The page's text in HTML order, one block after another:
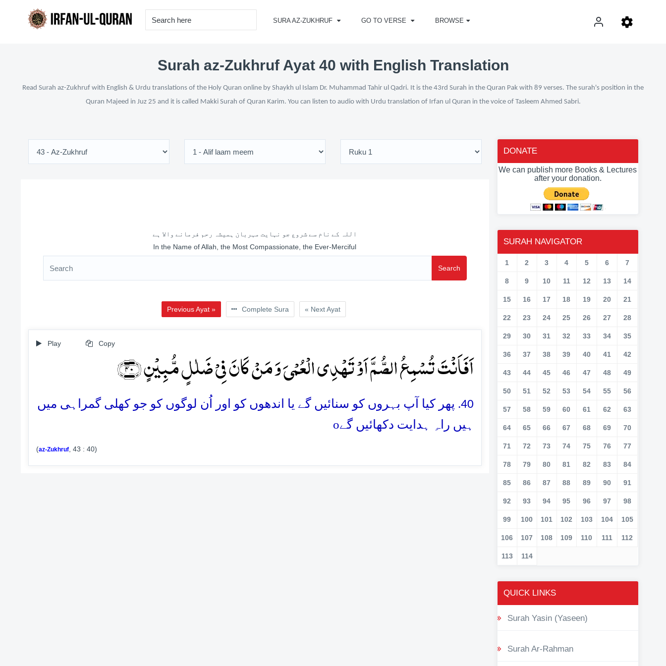
SURA AZ-ZUKHRUF GO TO VERSE BROWSE
Surah az-Zukhruf Ayat 40 with English Translation
Read Surah az-Zukhruf with English & Urdu translations of the Holy Quran online by Shaykh ul Islam Dr. Muhammad Tahir ul Qadri. It is the 43rd Surah in the Quran Pak with 89 verses. The surah's position in the
Quran Majeed in Juz 25 and it is called Makki Surah of Quran Karim. You can listen to audio with Urdu translation of Irfan ul Quran in the voice of Tasleem Ahmed Sabri.
اللہ کے نام سے شروع جو نہایت مہربان ہمیشہ رحم فرمانے والا ہے
In the Name of Allah, the Most Compassionate, the Ever-Merciful
Search
Previous Ayat » Complete Sura « Next Ayat
Play Copy
اَفَاَنۡتَ تُسۡمِعُ الصُّمَّ اَوۡ تَہۡدِی الۡعُمۡیَ وَ مَنۡ کَانَ فِیۡ ضَلٰلٍ مُّبِیۡنٍ ﴿۴۰﴾
40. پھر کیا آپ بہروں کو سنائیں گے یا اندھوں کو اور اُن لوگوں کو جو کھلی گمراہی میں
ہیں راہِ ہدایت دکھائیں گےo
(az-Zukhruf, 43 : 40)
DONATE
We can publish more Books & Lectures
after your donation.
SURAH NAVIGATOR
1 2 3 4 5 6 7
8 9 10 11 12 13 14
15 16 17 18 19 20 21
22 23 24 25 26 27 28
29 30 31 32 33 34 35
36 37 38 39 40 41 42
43 44 45 46 47 48 49
50 51 52 53 54 55 56
57 58 59 60 61 62 63
64 65 66 67 68 69 70
71 72 73 74 75 76 77
78 79 80 81 82 83 84
85 86 87 88 89 90 91
92 93 94 95 96 97 98
99 100 101 102 103 104 105
106 107 108 109 110 111 112
113 114
QUICK LINKS
Surah Yasin (Yaseen)
Surah Ar-Rahman